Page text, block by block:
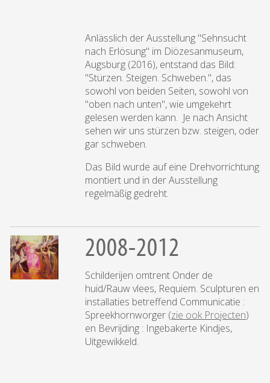
Anlässlich der Ausstellung "Sehnsucht
nach Erlösung" im Diözesanmuseum,
Augsburg (2016), entstand das Bild:
"Stürzen. Steigen. Schweben.", das
sowohl von beiden Seiten, sowohl von
"oben nach unten", wie umgekehrt
gelesen werden kann. Je nach Ansicht
sehen wir uns stürzen bzw. steigen, oder
gar schweben.
Das Bild wurde auf eine Drehvorrichtung
montiert und in der Ausstellung
regelmäßig gedreht.
2008-2012
Schilderijen omtrent Onder de
huid/Rauw vlees, Requiem. Sculpturen en
installaties betreffend Communicatie :
Spreekhornworger (zie ook Projecten)
en Bevrijding : Ingebakerte Kindjes,
Uitgewikkeld.